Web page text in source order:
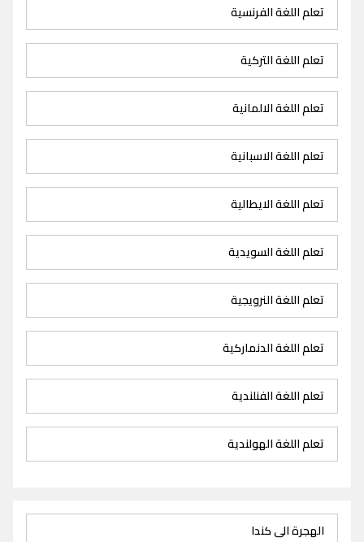
تعلم اللغة الفرنسية
تعلم اللغة التركية
تعلم اللغة الالمانية
تعلم اللغة الاسبانية
تعلم اللغة الايطالية
تعلم اللغة السويدية
تعلم اللغة النرويجية
تعلم اللغة الدنماركية
تعلم اللغة الفنلندية
تعلم اللغة الهولندية
الهجرة الى كندا